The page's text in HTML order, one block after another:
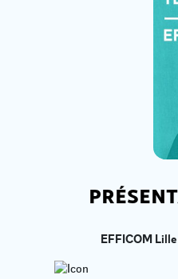
EFFICOM Lille